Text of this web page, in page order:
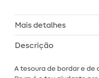
Mais detalhes
Descrição
A tesoura de bordar e de